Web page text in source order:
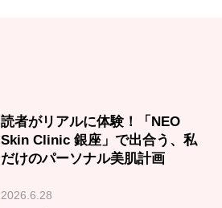
読者がリアルに体験！「NEO
Skin Clinic 銀座」で出合う、私
だけのパーソナル美肌計画
2026.6.28